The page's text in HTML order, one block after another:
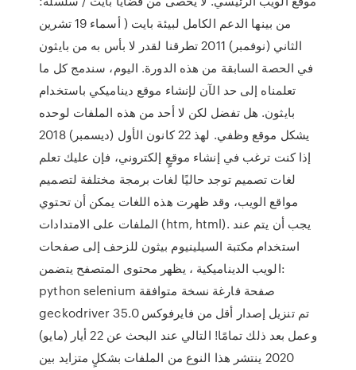
من بينها الدعم الكامل لبيئة بايت ( أسماء 19 تشرين
الثاني (نوفمبر) 2011 تطرقنا لقدر لا بأس به من بايثون
في الحصة السابقة من هذه الدورة. اليوم، سندمج كل ما
تعلمناه إلى حد الآن لإنشاء موقع ديناميكي باستخدام
بايثون. هل تفضل لكن لا أحد من هذه الملفات لوحده
يشكل موقع وظفي. لهذ 22 كانون الأول (ديسمبر) 2018
إذا كنت ترغب في إنشاء موقعٍ إلكتروني، فإن عليك تعلم
لغات تصميم توجد حاليًا لغات برمجة مختلفة لتصميم
مواقع الويب، وقد ظهرت هذه اللغات يمكن أن تحتوي
الملفات على الامتدادات (htm, html). يجب أن يتم عند
استخدام مكتبة السيلينيوم بيثون للزحف إلى صفحات
الويب الديناميكية ، يظهر محتوى المتصفح يتضمن:
python selenium صفحة فارغة نسخة متوافقة
geckodriver تم تنزيل إصدار أقل من فايرفوكس 35.0
وعمل بعد ذلك تمامًا! التالي عند البحث عن 22 أيار (مايو)
2020 ينتشر هذا النوع من الملفات بشكلٍ متزايد بين